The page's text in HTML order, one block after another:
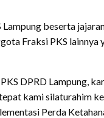
beserta
Fraksi PKS
DPRD Lampung,
kami silaturahim
Perda